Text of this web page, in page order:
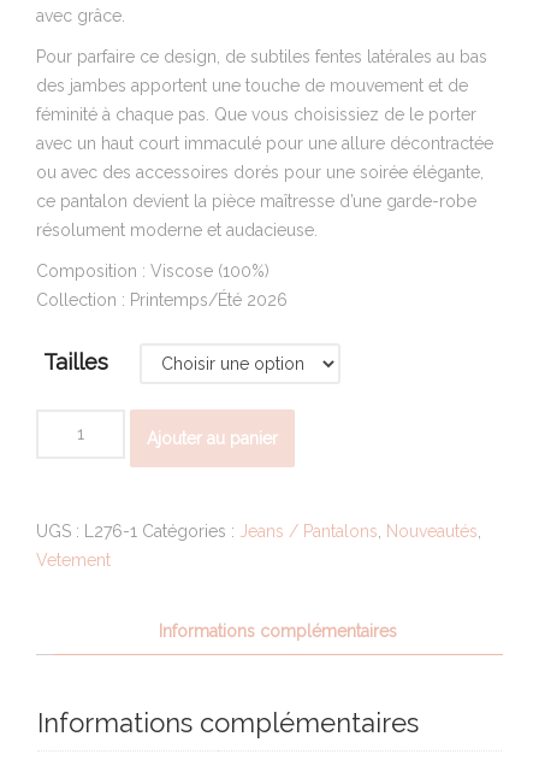
avec grâce.
Pour parfaire ce design, de subtiles fentes latérales au bas
des jambes apportent une touche de mouvement et de
féminité à chaque pas. Que vous choisissiez de le porter
avec un haut court immaculé pour une allure décontractée
ou avec des accessoires dorés pour une soirée élégante,
ce pantalon devient la pièce maîtresse d’une garde-robe
résolument moderne et audacieuse.
Composition : Viscose (100%)
Collection : Printemps/Été 2026
Tailles
Ajouter au panier
UGS : L276-1 Catégories : Jeans / Pantalons, Nouveautés,
Vetement
Informations complémentaires
Informations complémentaires